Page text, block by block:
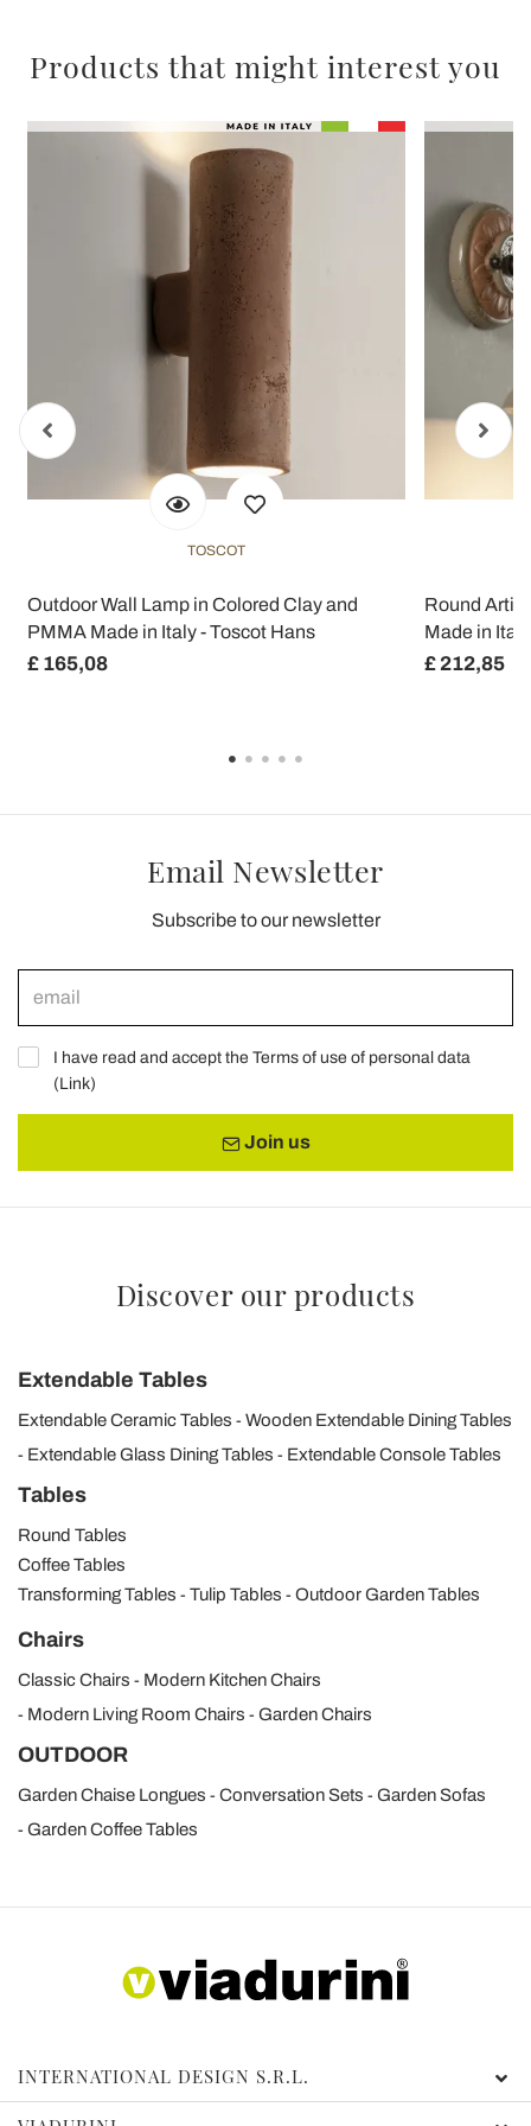
Products that might interest you
TOSCOT
Outdoor Wall Lamp in Colored Clay and
PMMA Made in Italy - Toscot Hans
£ 165,08
Round
Made in
£ 212,85
Email Newsletter
Subscribe to our newsletter
I have read and accept the Terms of use of personal data
(Link)
Join us
Discover our products
Extendable Tables
Extendable Ceramic Tables
Wooden Extendable Dining Tables
Extendable Glass Dining Tables
Extendable Console Tables
Tables
Round Tables
Coffee Tables
Transforming Tables
Tulip Tables Outdoor Garden Tables
Chairs
Classic Chairs
Modern Kitchen Chairs
Modern Living Room Chairs
Garden Chairs
OUTDOOR
Garden Chaise Longues Conversation Sets
Garden Sofas
Garden Coffee Tables
INTERNATIONAL DESIGN S.R.L.